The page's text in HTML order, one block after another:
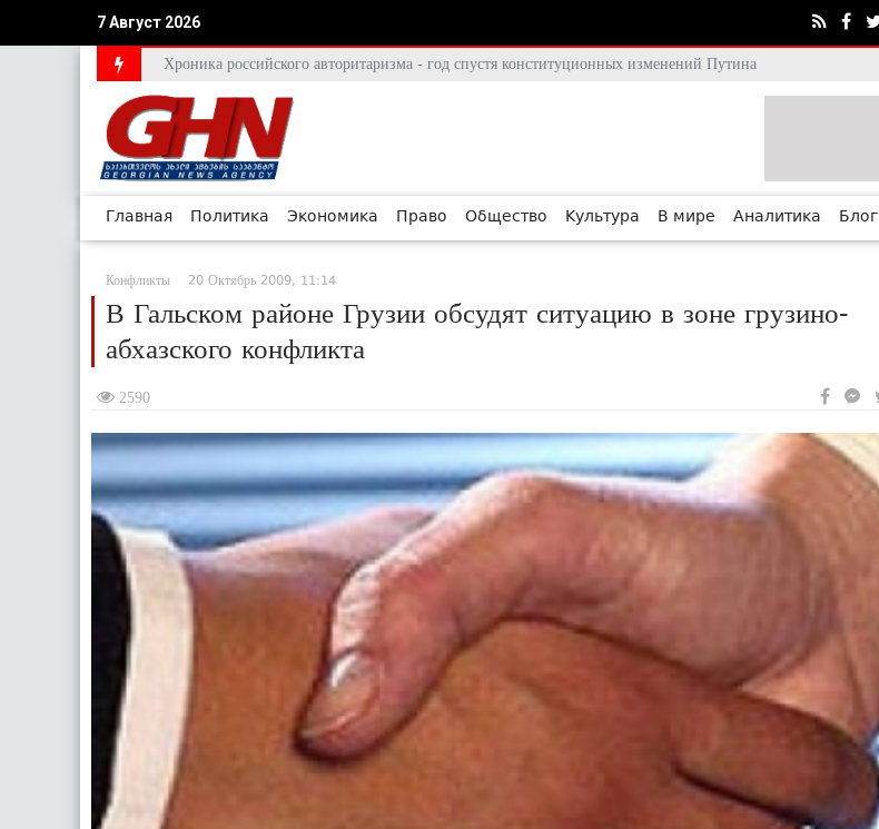
7 Август 2026
Хроника российского авторитаризма - год спустя конституционных изменений Путина
Главная Политика Экономика Право Общество Культура В мире Аналитика Блог
Конфликты 20 Октябрь 2009, 11:14
В Гальском районе Грузии обсудят ситуацию в зоне грузино-
абхазского конфликта
2590